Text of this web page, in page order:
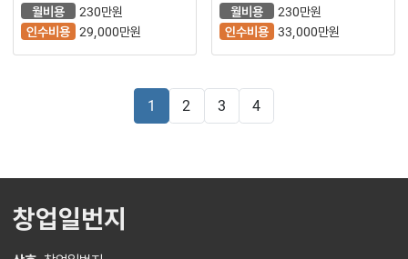
월비용
230만원
인수비용 29,000만원
월비용
230만원
인수비용 33,000만원
1 2 3 4
창업일번지